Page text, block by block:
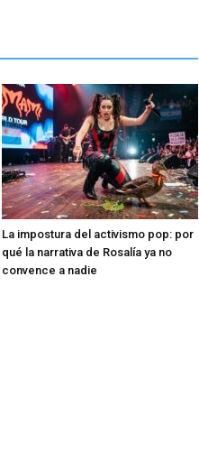
La impostura del activismo pop: por
qué la narrativa de Rosalía ya no
convence a nadie